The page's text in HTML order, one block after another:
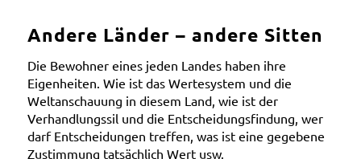
Andere Länder – andere Sitten
Die Bewohner eines jeden Landes haben ihre
Eigenheiten. Wie ist das Wertesystem und die
Weltanschauung in diesem Land, wie ist der
Verhandlungssil und die Entscheidungsfindung, wer
darf Entscheidungen treffen, was ist eine gegebene
Zustimmung tatsächlich Wert usw.